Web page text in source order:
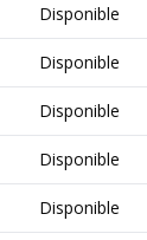
Disponible
Disponible
Disponible
Disponible
Disponible